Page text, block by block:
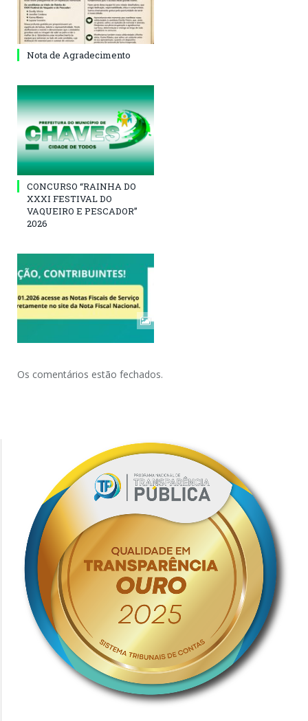
Nota de Agradecimento
CONCURSO “RAINHA DO
XXXI FESTIVAL DO
VAQUEIRO E PESCADOR”
2026
Os comentários estão fechados.